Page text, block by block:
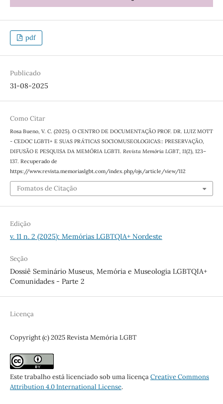
pdf
Publicado
31-08-2025
Como Citar
Rosa Bueno, V. C. (2025). O CENTRO DE DOCUMENTAÇÃO PROF. DR. LUIZ MOTT
- CEDOC LGBTI+ E SUAS PRÁTICAS SOCIOMUSEOLOGICAS:: PRESERVAÇÃO,
DIFUSÃO E PESQUISA DA MEMÓRIA LGBTI. Revista Memória LGBT, 11(2), 123–
137. Recuperado de
https://www.revista.memoriaslgbt.com/index.php/ojs/article/view/112
Fomatos de Citação
Edição
v. 11 n. 2 (2025): Memórias LGBTQIA+ Nordeste
Seção
Dossiê Seminário Museus, Memória e Museologia LGBTQIA+
Comunidades - Parte 2
Licença
Copyright (c) 2025 Revista Memória LGBT
Este trabalho está licenciado sob uma licençaCreative Commons
Attribution 4.0 International License.